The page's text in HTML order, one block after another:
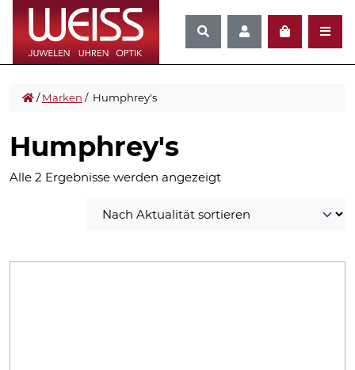
/Marken / Humphrey's
Humphrey's
Alle 2 Ergebnisse werden angezeigtNach
sortiert